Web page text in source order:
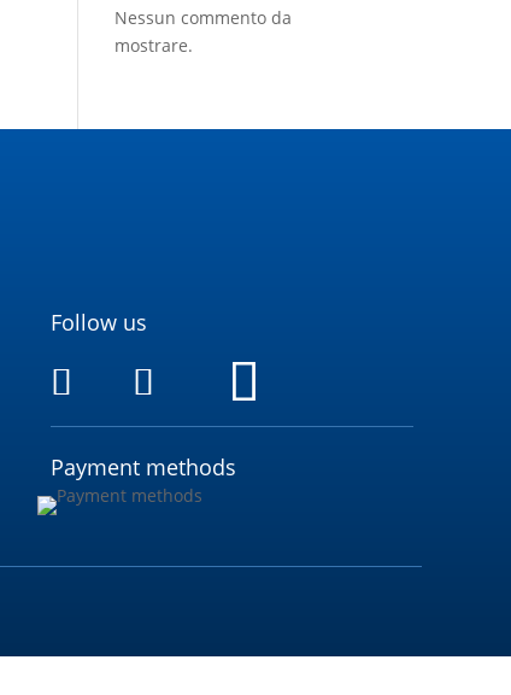
Nessun commento da
mostrare.
Follow us
Payment methods